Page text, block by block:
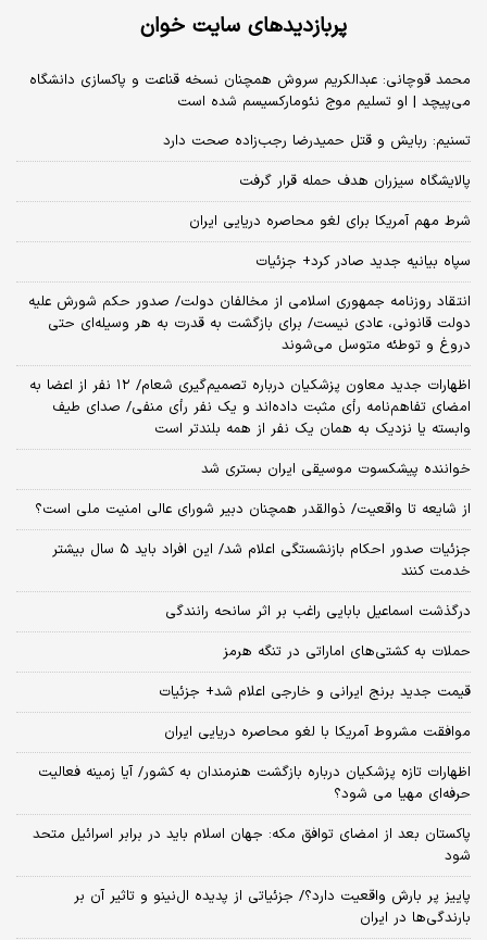
پربازدیدهای سایت خوان
محمد قوچانی: عبدالکریم سروش همچنان نسخه قناعت و پاکسازی دانشگاه
می‌پیچد | او تسلیم موج نئومارکسیسم شده است
تسنیم: ربایش و قتل حمیدرضا رجب‌زاده صحت دارد
پالایشگاه سیزران هدف حمله قرار گرفت
شرط مهم آمریکا برای لغو محاصره دریایی ایران
سپاه بیانیه جدید صادر کرد+ جزئیات
انتقاد روزنامه جمهوری اسلامی از مخالفان دولت/ صدور حکم شورش علیه
دولت قانونی، عادی نیست/ برای بازگشت به قدرت به هر وسیله‌ای حتی
دروغ و توطئه متوسل می‌شوند
اظهارات جدید معاون پزشکیان درباره تصمیم‌گیری شعام/ ۱۲ نفر از اعضا به
امضای تفاهم‌نامه رأی مثبت داده‌اند و یک نفر رأی منفی/ صدای طیف
وابسته یا نزدیک به همان یک نفر از همه بلندتر است
خواننده پیشکسوت موسیقی ایران بستری شد
از شایعه تا واقعیت/ ذوالقدر همچنان دبیر شورای ‌عالی امنیت ملی است؟
جزئیات صدور احکام بازنشستگی اعلام شد/ این افراد باید ۵ سال بیشتر
خدمت کنند
درگذشت اسماعیل بابایی راغب بر اثر سانحه رانندگی
حملات به کشتی‌های اماراتی در تنگه هرمز
قیمت جدید برنج ایرانی و خارجی اعلام شد+ جزئیات
موافقت مشروط آمریکا با لغو محاصره دریایی ایران
اظهارات تازه پزشکیان درباره بازگشت هنرمندان به کشور/ آیا زمینه فعالیت
حرفه‌ای مهیا می شود؟
پاکستان بعد از امضای توافق مکه: جهان اسلام باید در برابر اسرائیل متحد
شود
پاییز پر بارش واقعیت دارد؟/ جزئیاتی از پدیده ال‌نینو و تاثیر آن بر
بارندگی‌ها در ایران